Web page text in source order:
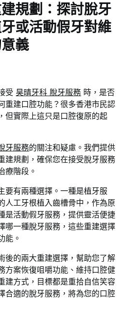
規劃：探討脫牙
或活動假牙對維
義
受昊晴牙科 脫牙服務 時，是否
重建口腔功能？很多香港市民認
但實際上這只是口腔復原的起
牙服務的關注和疑慮。我們提供
建規劃，確保您在接受脫牙服務
療階段。
要有兩種選擇。一種是植牙服
人工牙根植入齒槽骨中，作為原
是活動假牙服務，提供靈活便捷
哪一種脫牙服務，這些重建選擇
能。
後的兩大重建選擇，幫助您了解
方案恢復咀嚼功能 、維持口腔健
建方式，目標都是重拾自信笑容
合適的脫牙服務，將為您的口腔